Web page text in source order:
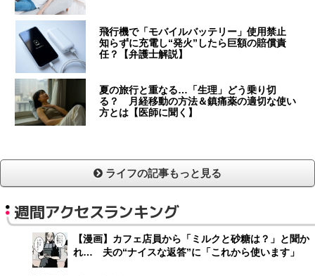
飛行機で「モバイルバッテリー」使用禁止
知らずに充電し“発火”したら巨額の賠償責
任？【弁護士解説】
夏の旅行と重なる…「生理」どう乗り切
る？ 月経移動の方法＆鎮痛薬の適切な使い
方とは【医師に聞く】
ライフの記事もっと見る
週間アクセスランキング
【漫画】カフェ店員から「ミルクと砂糖は？」と聞か
れ… 夫の“ナイスな返答”に「これから使います」